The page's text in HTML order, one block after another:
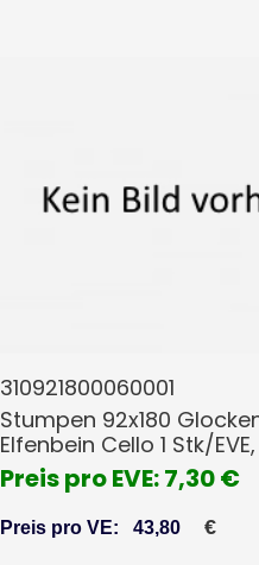
310921800060001
Stumpen 92x180
Elfenbein Cello 1 Stk/EVE,
Preis pro EVE: 7,30 €
Preis pro VE: 43,80 €